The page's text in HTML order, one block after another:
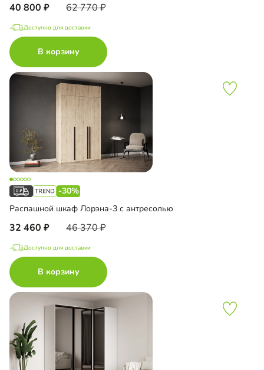
40 800 62 770
Доступно для доставки
В корзину
-30%
Распашной шкаф Лорэна-3 с антресолью
32 460 46 370
Доступно для доставки
В корзину